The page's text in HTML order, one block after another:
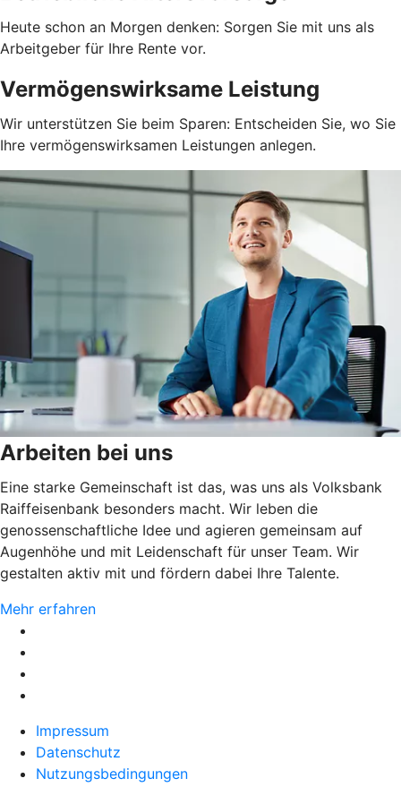
Heute schon an Morgen denken: Sorgen Sie mit uns als
Arbeitgeber für Ihre Rente vor.
Vermögenswirksame Leistung
Wir unterstützen Sie beim Sparen: Entscheiden Sie, wo Sie
Ihre vermögenswirksamen Leistungen anlegen.
Arbeiten bei uns
Eine starke Gemeinschaft ist das, was uns als Volksbank
Raiffeisenbank besonders macht. Wir leben die
genossenschaftliche Idee und agieren gemeinsam auf
Augenhöhe und mit Leidenschaft für unser Team. Wir
gestalten aktiv mit und fördern dabei Ihre Talente.
Mehr erfahren
Impressum
Datenschutz
Nutzungsbedingungen